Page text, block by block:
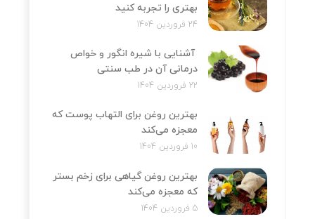
بهتری را تجربه کنید
24 فروردین 1404
آشنایی با شیره انگور و خواص
درمانی آن در طب سنتی
22 فروردین 1404
بهترین روغن برای التهاب پوست که
معجزه می‌کند
10 فروردین 1404
بهترین روغن گیاهی برای زخم بستر
که معجزه می‌کند
5 فروردین 1404